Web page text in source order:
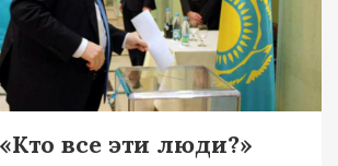
все эти люди?»